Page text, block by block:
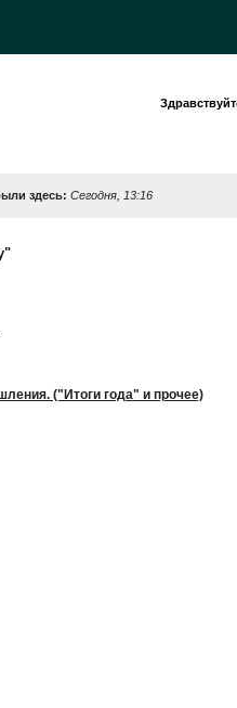
здесь: Сегодня, 13:16
("Итоги года" и прочее)